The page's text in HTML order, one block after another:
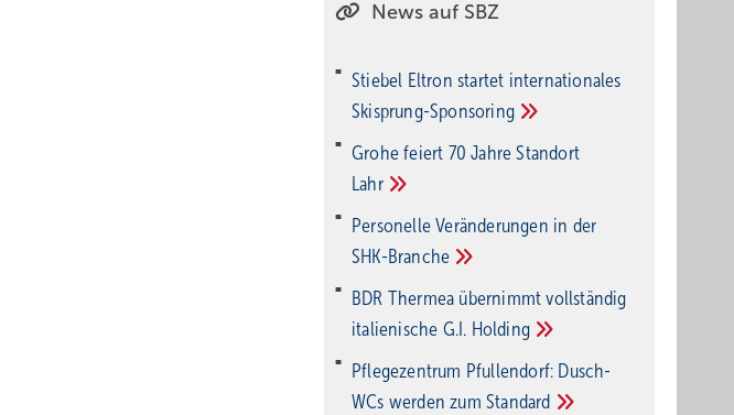
News auf SBZ
Stiebel Eltron startet internatio­nales
Ski­sprung-Spon­soring
Grohe feiert 70 Jahre Standort
Lahr
Personelle Veränderungen in der
SHK-Branche
BDR Thermea übernimmt vollständig
italienische G.I. Holding
Pflegezentrum Pful­len­dorf: Dusch-
WCs wer­den zum Stan­dard